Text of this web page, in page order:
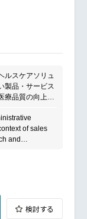
ルスケアソリュ
製品・サービス
品質の向上に
題解決を支援
of sales
and
holder
検討する